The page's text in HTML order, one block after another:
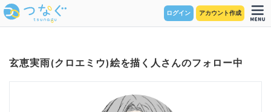
ログイン アカウント作成
玄恵実雨(クロエミウ)絵を描く人さんのフォロー中